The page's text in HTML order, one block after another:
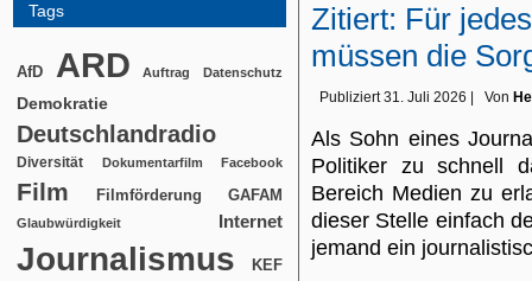
Tags
AfD ARD Auftrag Datenschutz
Demokratie
Deutschlandradio
Diversität Dokumentarfilm Facebook
Film Filmförderung GAFAM
Glaubwürdigkeit Internet
Journalismus KEF
Zitiert: Für
müssen die
Publiziert 31. Juli 2026 Von
Als Sohn eines
Politiker zu schnell
Bereich Medien zu
dieser Stelle einfach
jemand ein